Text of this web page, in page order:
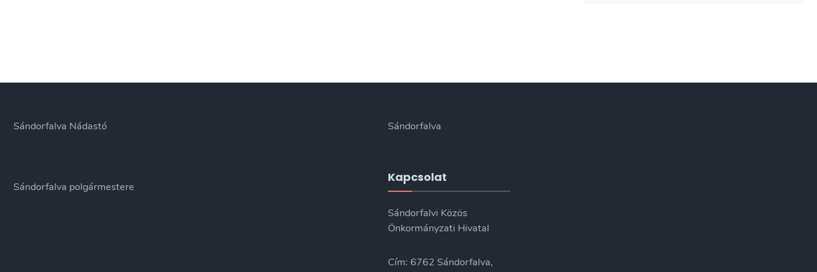
Sándorfalva Nádastó
Sándorfalva polgármestere
Sándorfalva
Kapcsolat
Sándorfalvi Közös
Önkormányzati Hivatal
Cím: 6762 Sándorfalva,